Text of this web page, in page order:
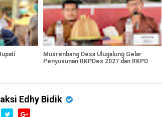
Musrenbang Desa Ulugalung Gelar
Penyusunan RKPDes 2027 dan RKPD
Edhy Bidik